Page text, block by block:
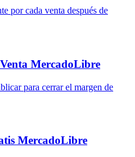
por cada venta después de
MercadoLibre
para cerrar el margen de
MercadoLibre